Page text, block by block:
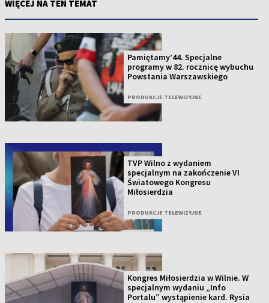
WIĘCEJ NA TEN TEMAT
Pamiętamy’44. Specjalne
programy w 82. rocznicę wybuchu
Powstania Warszawskiego
PRODUKCJE TELEWIZYJNE
TVP Wilno z wydaniem
specjalnym na zakończenie VI
Światowego Kongresu
Miłosierdzia
PRODUKCJE TELEWIZYJNE
Kongres Miłosierdzia w Wilnie. W
specjalnym wydaniu „Info
Portalu” wystąpienie kard. Rysia